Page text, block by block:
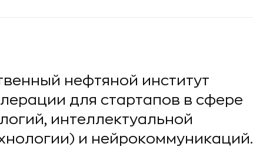
нефтяной институт
для стартапов в сфере
интеллектуальной
и нейрокоммуникаций.